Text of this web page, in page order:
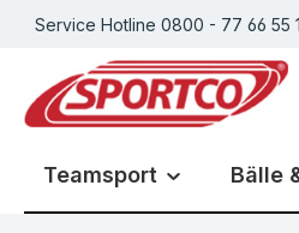
Hauptinhalt springen
Zur Suche springen
Zur Hauptnavigation
Service Hotline 0800 - 77 66 55 1
Teamsport Bälle